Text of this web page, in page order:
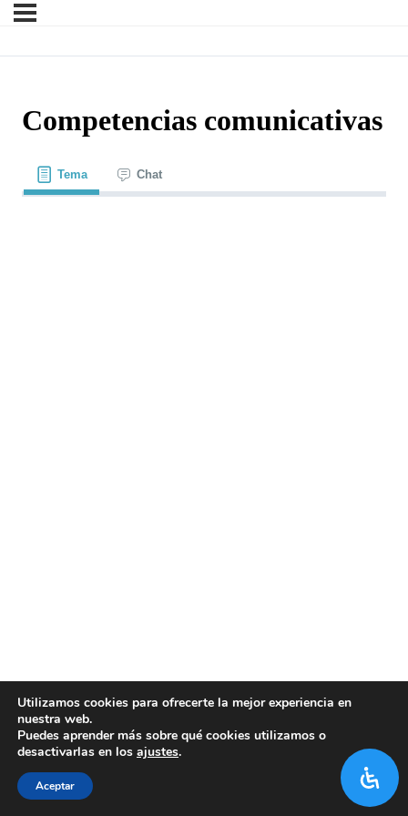
Competencias comunicativas
Tema Chat
Utilizamos cookies para ofrecerte la mejor experiencia en
nuestra web.
Puedes aprender más sobre qué cookies utilizamos o
desactivarlas en los ajustes.
Aceptar